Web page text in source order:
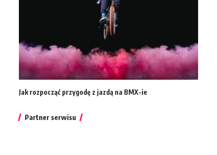
Jak rozpocząć przygodę z jazdą na BMX-ie
Partner serwisu